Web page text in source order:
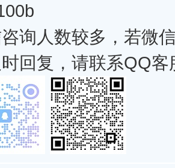
询人数较多，若微
回复，请联系QQ客